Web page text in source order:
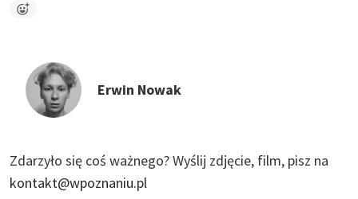
Erwin Nowak
Zdarzyło się coś ważnego?Wyślij zdjęcie, film, pisz na
kontakt@wpoznaniu.pl